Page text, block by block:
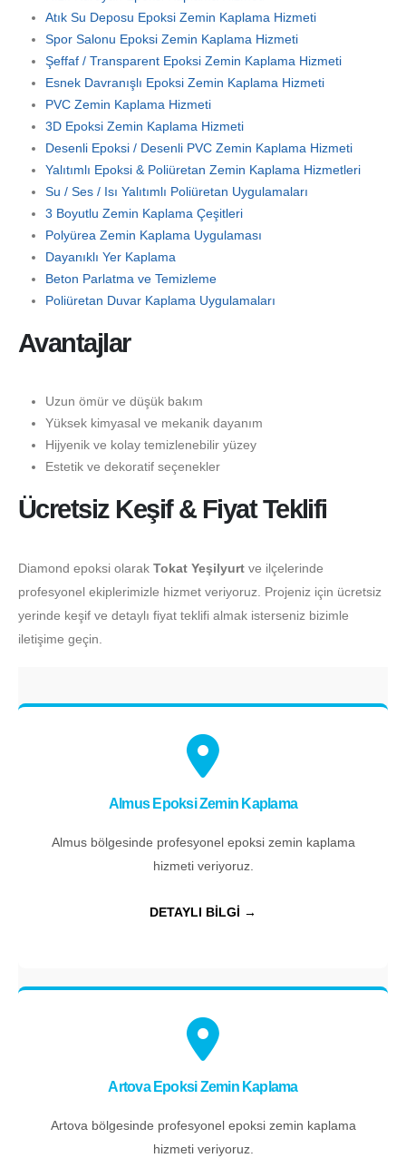
Atık Su Deposu Epoksi Zemin Kaplama Hizmeti
Spor Salonu Epoksi Zemin Kaplama Hizmeti
Şeffaf / Transparent Epoksi Zemin Kaplama Hizmeti
Esnek Davranışlı Epoksi Zemin Kaplama Hizmeti
PVC Zemin Kaplama Hizmeti
3D Epoksi Zemin Kaplama Hizmeti
Desenli Epoksi / Desenli PVC Zemin Kaplama Hizmeti
Yalıtımlı Epoksi & Poliüretan Zemin Kaplama Hizmetleri
Su / Ses / Isı Yalıtımlı Poliüretan Uygulamaları
3 Boyutlu Zemin Kaplama Çeşitleri
Polyürea Zemin Kaplama Uygulaması
Dayanıklı Yer Kaplama
Beton Parlatma ve Temizleme
Poliüretan Duvar Kaplama Uygulamaları
Avantajlar
Uzun ömür ve düşük bakım
Yüksek kimyasal ve mekanik dayanım
Hijyenik ve kolay temizlenebilir yüzey
Estetik ve dekoratif seçenekler
Ücretsiz Keşif & Fiyat Teklifi
Diamond epoksi olarak Tokat Yeşilyurt ve ilçelerinde
profesyonel ekiplerimizle hizmet veriyoruz. Projeniz için ücretsiz
yerinde keşif ve detaylı fiyat teklifi almak isterseniz bizimle
iletişime geçin.
Almus Epoksi Zemin Kaplama
Almus bölgesinde profesyonel epoksi zemin kaplama
hizmeti veriyoruz.
DETAYLI BİLGİ →
Artova Epoksi Zemin Kaplama
Artova bölgesinde profesyonel epoksi zemin kaplama
hizmeti veriyoruz.